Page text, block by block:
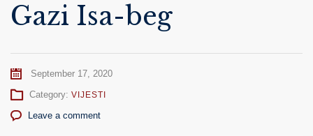
Gazi Isa-beg
September 17, 2020
Category: VIJESTI
Leave a comment